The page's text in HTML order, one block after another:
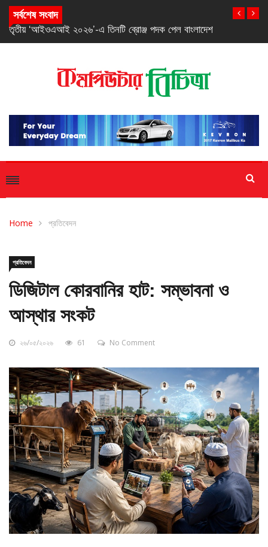
সর্বশেষ সংবাদ
তৃতীয় ‘আইওএআই ২০২৬’-এ তিনটি ব্রোঞ্জ পদক পেল বাংলাদেশ
Home প্রতিবেদন
প্রতিবেদন
ডিজিটাল কোরবানির হাট: সম্ভাবনা ও
আস্থার সংকট
২৬/০৫/২০২৬ 61 No Comment